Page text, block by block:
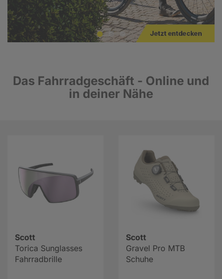
Das Fahrradgeschäft - Online und
in deiner Nähe
Scott
Torica Sunglasses
Fahrradbrille
Scott
Gravel Pro MTB
Schuhe